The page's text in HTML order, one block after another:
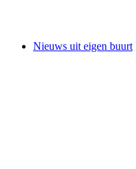
Nieuws uit eigen buurt